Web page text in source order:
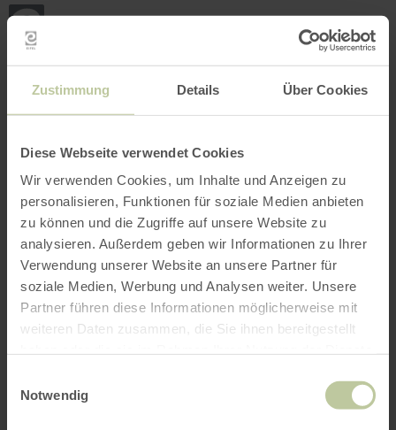
Zustimmung Details Über Cookies
Diese Webseite verwendet Cookies
Wir verwenden Cookies, um Inhalte und Anzeigen zu
personalisieren, Funktionen für soziale Medien anbieten
zu können und die Zugriffe auf unsere Website zu
analysieren. Außerdem geben wir Informationen zu Ihrer
Verwendung unserer Website an unsere Partner für
soziale Medien, Werbung und Analysen weiter. Unsere
Partner führen diese Informationen möglicherweise mit
weiteren Daten zusammen, die Sie ihnen bereitgestellt
Notwendig
Skip to main content
Skip to main navigation
Back
to
home
page
SEARCH MENU
The leisure activities listed below have been
posted on the Regiondo booking platform by the
Rureifel Tourismus GmbH is solely responsible
for the content.